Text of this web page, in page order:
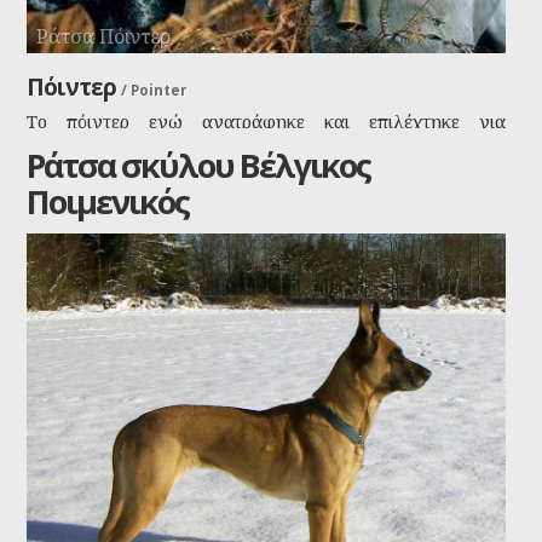
Ράτσα Πόιντερ
Πόιντερ / Pointer
Το πόιντερ ενώ ανατράφηκε και επιλέχτηκε για
κυνηγόσκυλο και είναι πολύ καλό σε αυτό, εν τούτοις
είναι ένα πολύ καλό σκυλί για σπίτι και οικογένεια γιατί
αγαπάει με πάθος τους ανθρώπους και τα μικρά παιδιά
της οικογένειας. Eίναι ένα χαρούμενο και παιχνιδιάρικο
σκυλί, η χαρά της ζωής δηλαδή.
Ράτσα σκύλου Βέλγικος
Ποιμενικός